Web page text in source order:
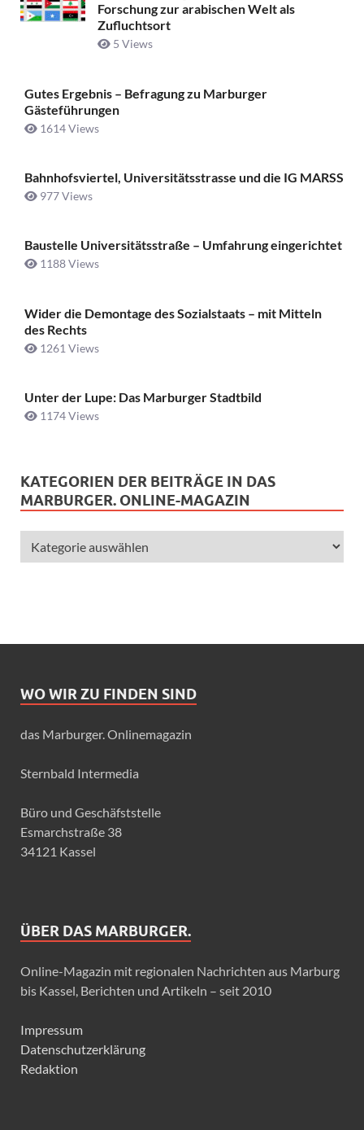
Forschung zur arabischen Welt als
Zufluchtsort
5 Views
Gutes Ergebnis – Befragung zu Marburger
Gästeführungen
1614 Views
Bahnhofsviertel, Universitätsstrasse und die IG MARSS
977 Views
Baustelle Universitätsstraße ­– Umfahrung eingerichtet
1188 Views
Wider die Demontage des Sozialstaats – mit Mitteln
des Rechts
1261 Views
Unter der Lupe: Das Marburger Stadtbild
1174 Views
KATEGORIEN DER BEITRÄGE IN DAS
MARBURGER. ONLINE-MAGAZIN
WO WIR ZU FINDEN SIND
das Marburger. Onlinemagazin
Sternbald Intermedia
Büro und Geschäfststelle
Esmarchstraße 38
34121 Kassel
ÜBER DAS MARBURGER.
Online-Magazin mit regionalen Nachrichten aus Marburg
bis Kassel, Berichten und Artikeln – seit 2010
Impressum
Datenschutzerklärung
Redaktion